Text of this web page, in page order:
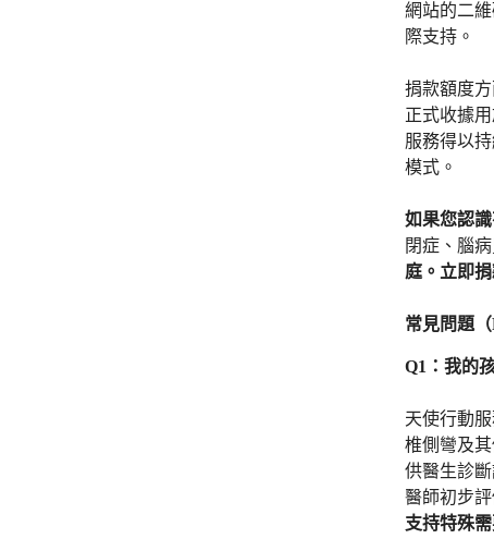
網站的二
際支持。
捐款額度
正式收據
服務得以
模式。
如果您認
閉症、腦
庭。立即
常見問題（
Q1：我的
天使行動
椎側彎及
供醫生診
醫師初步
支持特殊